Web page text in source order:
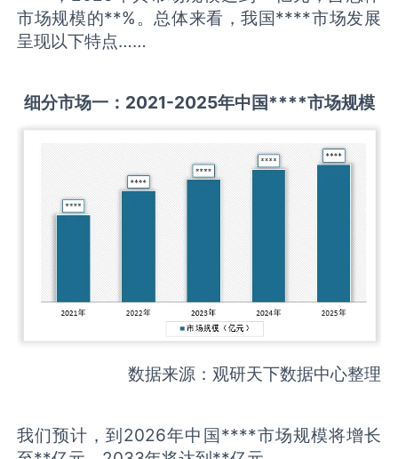
市场规模的**%。总体来看，我国****市场发展
呈现以下特点……
细分市场一： 2021-2025年中国****市场规模
数据来源：观研天下数据中心整理
我们预计，到2026年中国****市场规模将增长